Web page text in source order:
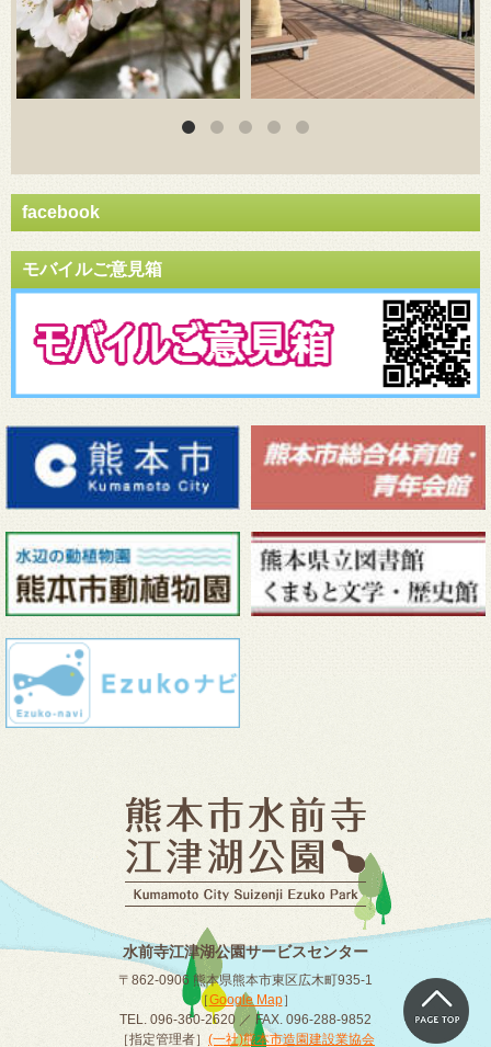
facebook
モバイルご意見箱
水前寺江津湖公園サービスセンター
〒862-0906 熊本県熊本市東区広木町935-1
［Google Map］
TEL. 096-360-2620 ／ FAX. 096-288-9852
［指定管理者］ (一社)熊本市造園建設業協会